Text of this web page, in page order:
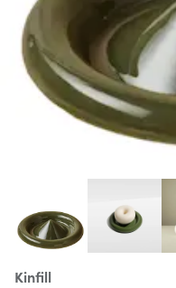
Kinfill